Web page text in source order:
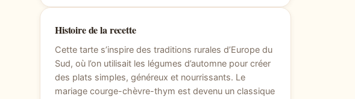
Histoire de la recette
Cette tarte s’inspire des traditions rurales d’Europe du
Sud, où l’on utilisait les légumes d’automne pour créer
des plats simples, généreux et nourrissants. Le
mariage courge-chèvre-thym est devenu un classique